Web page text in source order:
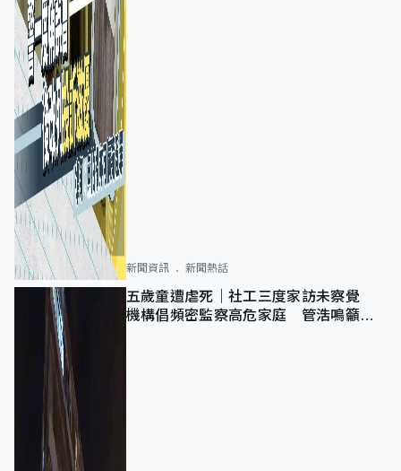
新聞資訊 新聞熱話
五歲童遭虐死｜社工三度家訪未察覺
機構倡頻密監察高危家庭 管浩鳴籲加